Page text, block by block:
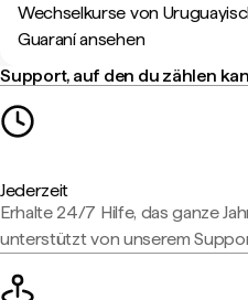
Wechselkurse von
Guaraní ansehen
Support, auf den du zählen
Jederzeit
Erhalte 24/7 Hilfe, das ganze
unterstützt von unserem